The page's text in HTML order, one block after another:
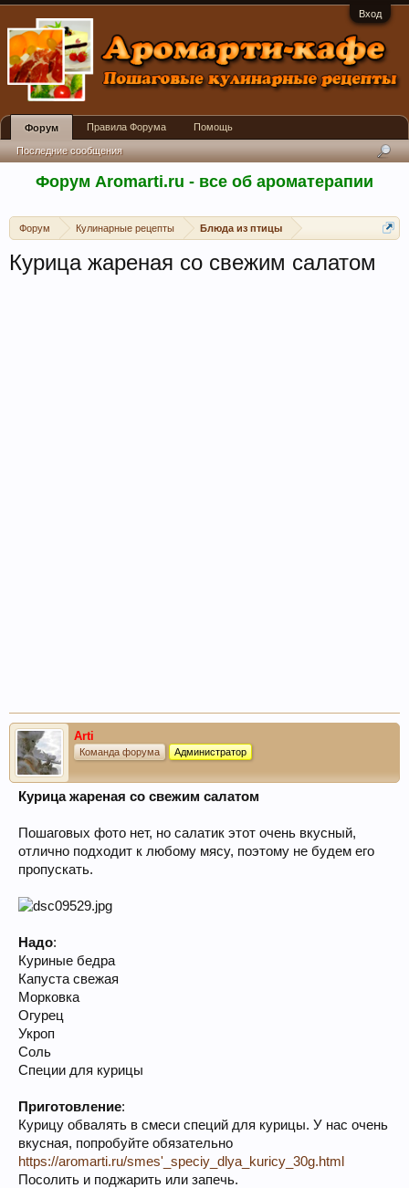
Вход
Форум Aromarti.ru - все об ароматерапии
Форум Кулинарные рецепты Блюда из птицы
Курица жареная со свежим салатом
Arti
Команда форума Администратор
Курица жареная со свежим салатом
Пошаговых фото нет, но салатик этот очень вкусный,
отлично подходит к любому мясу, поэтому не будем его
пропускать.
Надо:
Куриные бедра
Капуста свежая
Морковка
Огурец
Укроп
Соль
Специи для курицы
Приготовление:
Курицу обвалять в смеси специй для курицы. У нас очень
вкусная, попробуйте обязательно
https://aromarti.ru/smes'_speciy_dlya_kuricy_30g.html
Посолить и поджарить или запечь.
Форум
Последние сообщения
Правила Форума Помощь